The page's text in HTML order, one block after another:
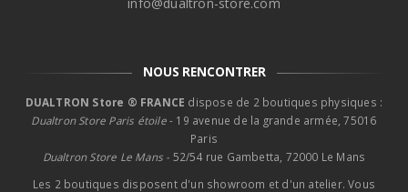
NOUS RENCONTRER
DUALTRON Store ® FRANCE dispose de 2 boutiques physiques :
Dualtron Store Paris étoile- 19 avenue de la grande armée, 75016
Paris
Dualtron Store Le Mans - 52/54 rue Gambetta, 72000 Le Mans
Les 2 boutiques disposent d'un showroom et d'un atelier. Vous